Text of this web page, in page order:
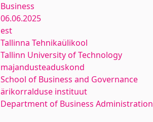
Business
06.06.2025
est
Tallinna Tehnikaülikool
Tallinn University of Technology
majandusteaduskond
School of Business and Governance
ärikorralduse instituut
Department of Business Administration